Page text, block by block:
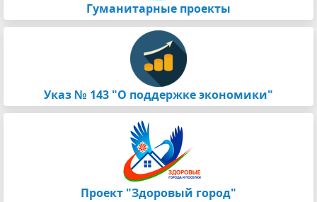
Гуманитарные проекты
Указ № 143 "О поддержке экономики"
Проект "Здоровый город"